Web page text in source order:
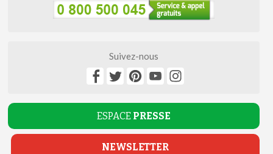
Suivez-nous
ESPACE PRESSE
NEWSLETTER